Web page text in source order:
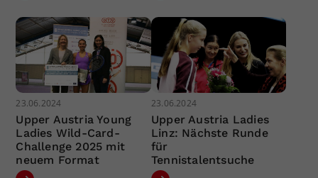
23.06.2024
Upper Austria Young
Ladies Wild-Card-
Challenge 2025 mit
neuem Format
23.06.2024
Upper Austria Ladies
Linz: Nächste Runde
für
Tennistalentsuche